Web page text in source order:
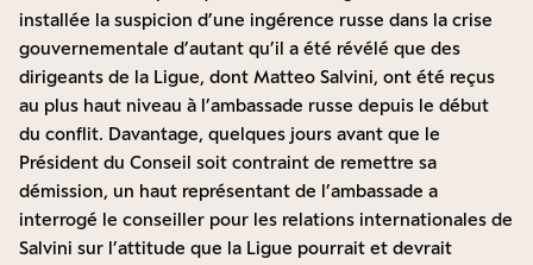
installée la suspicion d’une ingérence russe dans la crise
gouvernementale d’autant qu’il a été révélé que des
dirigeants de la Ligue, dont Matteo Salvini, ont été reçus
au plus haut niveau à l’ambassade russe depuis le début
du conflit. Davantage, quelques jours avant que le
Président du Conseil soit contraint de remettre sa
démission, un haut représentant de l’ambassade a
interrogé le conseiller pour les relations internationales de
Salvini sur l’attitude que la Ligue pourrait et devrait